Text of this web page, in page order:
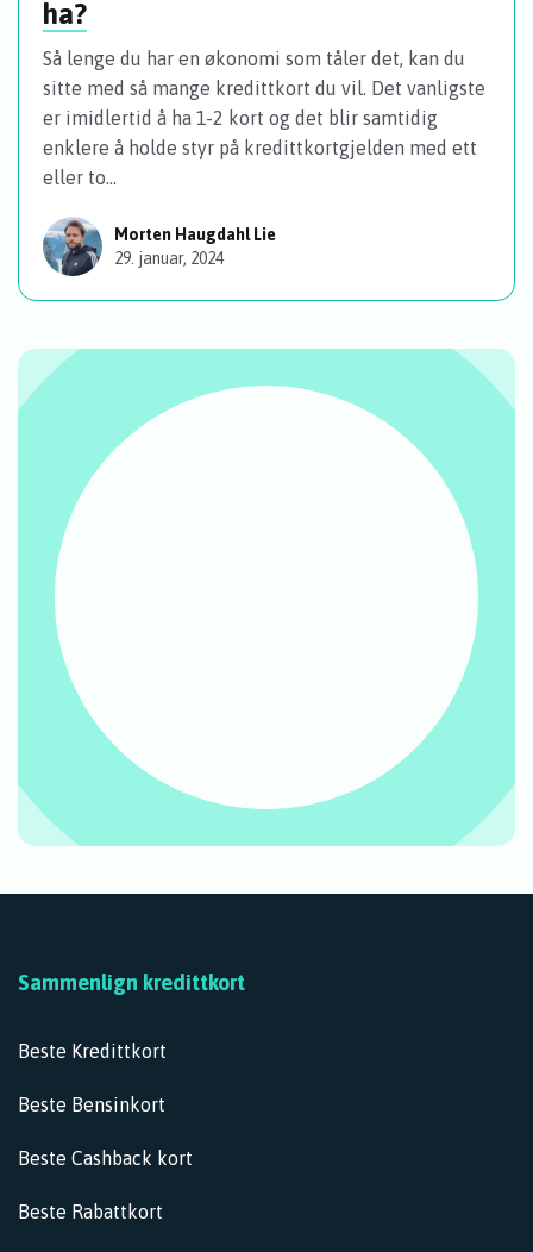
ha?
Så lenge du har en økonomi som tåler det, kan du
sitte med så mange kredittkort du vil. Det vanligste
er imidlertid å ha 1-2 kort og det blir samtidig
enklere å holde styr på kredittkortgjelden med ett
eller to...
Morten Haugdahl Lie
29. januar, 2024
Finn ditt nye
Sammenlign kredittkort
Beste Kredittkort
Beste Bensinkort
Beste Cashback kort
Beste Rabattkort